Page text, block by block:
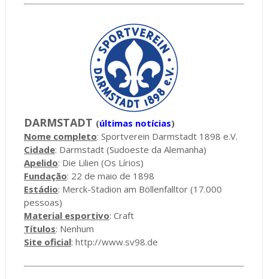
DARMSTADT (últimas notícias)
Nome completo: Sportverein Darmstadt 1898 e.V.
Cidade: Darmstadt (Sudoeste da Alemanha)
Apelido: Die Lilien (Os Lírios)
Fundação: 22 de maio de 1898
Estádio: Merck-Stadion am Böllenfalltor (17.000
pessoas)
Material esportivo: Craft
Títulos: Nenhum
Site oficial: http://www.sv98.de